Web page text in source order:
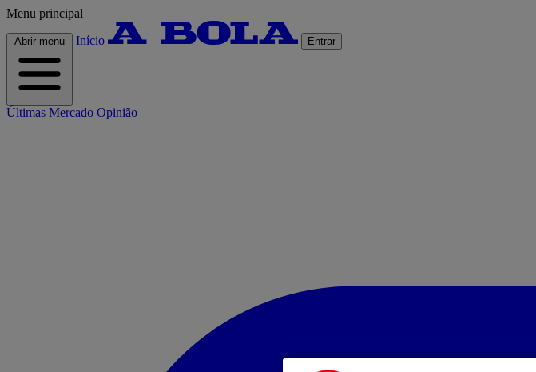
Menu principal
Abrir menu Início Entrar
Últimas Mercado Opinião